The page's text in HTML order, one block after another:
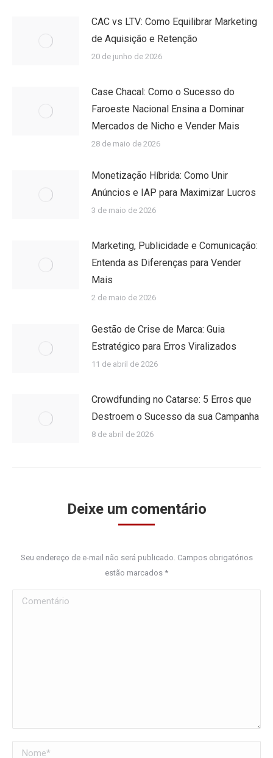
CAC vs LTV: Como Equilibrar Marketing
de Aquisição e Retenção
20 de junho de 2026
Case Chacal: Como o Sucesso do
Faroeste Nacional Ensina a Dominar
Mercados de Nicho e Vender Mais
28 de maio de 2026
Monetização Híbrida: Como Unir
Anúncios e IAP para Maximizar Lucros
3 de maio de 2026
Marketing, Publicidade e Comunicação:
Entenda as Diferenças para Vender
Mais
2 de maio de 2026
Gestão de Crise de Marca: Guia
Estratégico para Erros Viralizados
11 de abril de 2026
Crowdfunding no Catarse: 5 Erros que
Destroem o Sucesso da sua Campanha
8 de abril de 2026
Deixe um comentário
Seu endereço de e-mail não será publicado. Campos obrigatórios
estão marcados *
Comentário
Nome *